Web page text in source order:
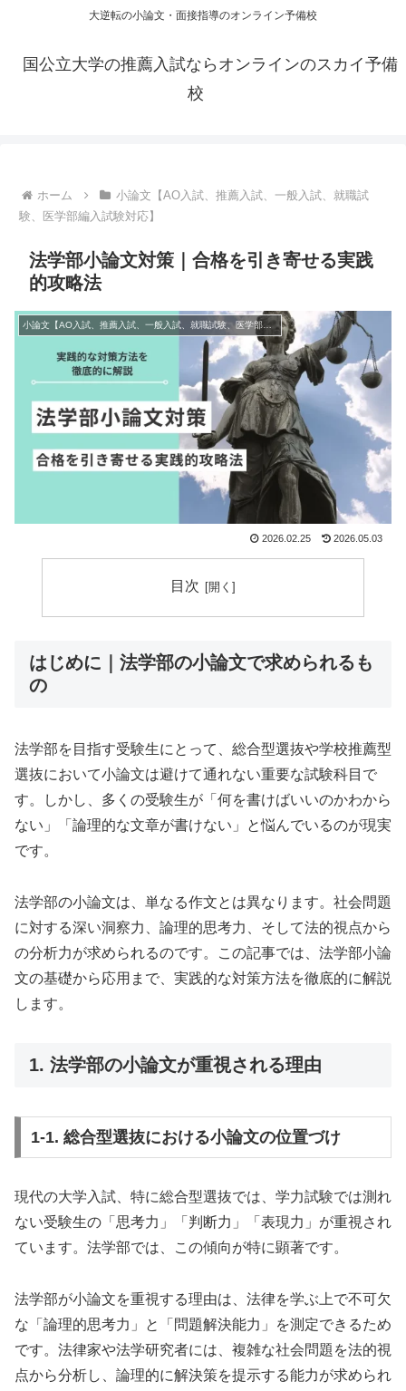
大逆転の小論文・面接指導のオンライン予備校
国公立大学の推薦入試ならオンラインのスカイ予備
校
ホーム
小論文【AO入試、推薦入試、一般入試、就職試
験、医学部編入試験対応】
法学部小論文対策｜合格を引き寄せる実践
的攻略法
小論文【AO入試、推薦入試、一般入試、就職試験、医学部編入試験対応】
2026.02.25 2026.05.03
目次
はじめに｜法学部の小論文で求められるも
の
法学部を目指す受験生にとって、総合型選抜や学校推薦型
選抜において小論文は避けて通れない重要な試験科目で
す。しかし、多くの受験生が「何を書けばいいのかわから
ない」「論理的な文章が書けない」と悩んでいるのが現実
です。
法学部の小論文は、単なる作文とは異なります。社会問題
に対する深い洞察力、論理的思考力、そして法的視点から
の分析力が求められるのです。この記事では、法学部小論
文の基礎から応用まで、実践的な対策方法を徹底的に解説
します。
1. 法学部の小論文が重視される理由
1-1. 総合型選抜における小論文の位置づけ
現代の大学入試、特に総合型選抜では、学力試験では測れ
ない受験生の「思考力」「判断力」「表現力」が重視され
ています。法学部では、この傾向が特に顕著です。
法学部が小論文を重視する理由は、法律を学ぶ上で不可欠
な「論理的思考力」と「問題解決能力」を測定できるため
です。法律家や法学研究者には、複雑な社会問題を法的視
点から分析し、論理的に解決策を提示する能力が求められ